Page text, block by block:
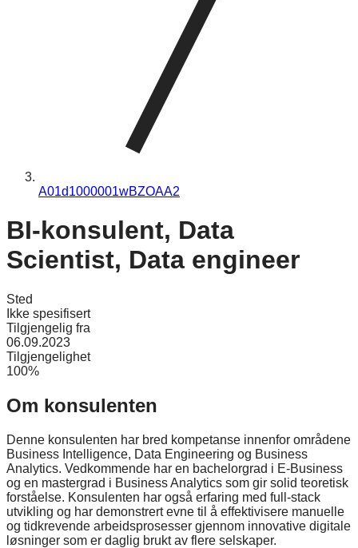
A01d1000001wBZOAA2
BI-konsulent, Data
Scientist, Data engineer
Sted
Ikke spesifisert
Tilgjengelig fra
06.09.2023
Tilgjengelighet
100%
Om konsulenten
Denne konsulenten har bred kompetanse innenfor områdene
Business Intelligence, Data Engineering og Business
Analytics. Vedkommende har en bachelorgrad i E-Business
og en mastergrad i Business Analytics som gir solid teoretisk
forståelse. Konsulenten har også erfaring med full-stack
utvikling og har demonstrert evne til å effektivisere manuelle
og tidkrevende arbeidsprosesser gjennom innovative digitale
løsninger som er daglig brukt av flere selskaper.